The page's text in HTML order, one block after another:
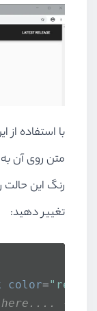
متن روی آن
تغییر دهید:
color="red"
-->